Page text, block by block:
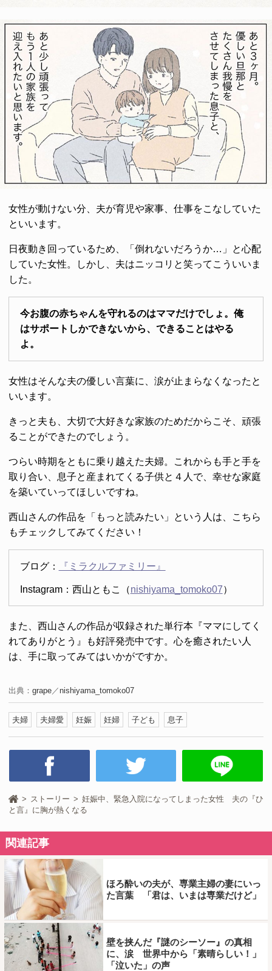
女性が動けない分、夫が育児や家事、仕事をこなしていた
といいます。
日夜動き回っているため、「倒れないだろうか…」と心配
していた女性。しかし、夫はニッコリと笑ってこういいま
した。
今お腹の赤ちゃんを守れるのはママだけでしょ。俺
はサポートしかできないから、できることはやる
よ。
女性はそんな夫の優しい言葉に、涙が止まらなくなったと
いいます。
きっと夫も、大切で大好きな家族のためだからこそ、頑張
ることができたのでしょう。
つらい時期をともに乗り越えた夫婦。これからも手と手を
取り合い、息子と産まれてくる子供と４人で、幸せな家庭
を築いていってほしいですね。
西山さんの作品を「もっと読みたい」という人は、こちら
もチェックしてみてください！
ブログ： 『ミラクルファミリー』
Instagram：西山ともこ（nishiyama_tomoko07）
また、西山さんの作品が収録された単行本『ママにしてく
れてありがとう』も好評発売中です。心を癒されたい人
は、手に取ってみてはいかがですか。
出典： grape／nishiyama_tomoko07
夫婦 夫婦愛 妊娠 妊婦 子ども 息子
ストーリー
妊娠中、緊急入院になってしまった女性 夫の『ひ
と言』に胸が熱くなる
関連記事
ほろ酔いの夫が、専業主婦の妻にいっ
た言葉 「君は、いまは専業だけど」
壁を挟んだ『謎のシーソー』の真相
に、涙 世界中から「素晴らしい！」
「泣いた」の声